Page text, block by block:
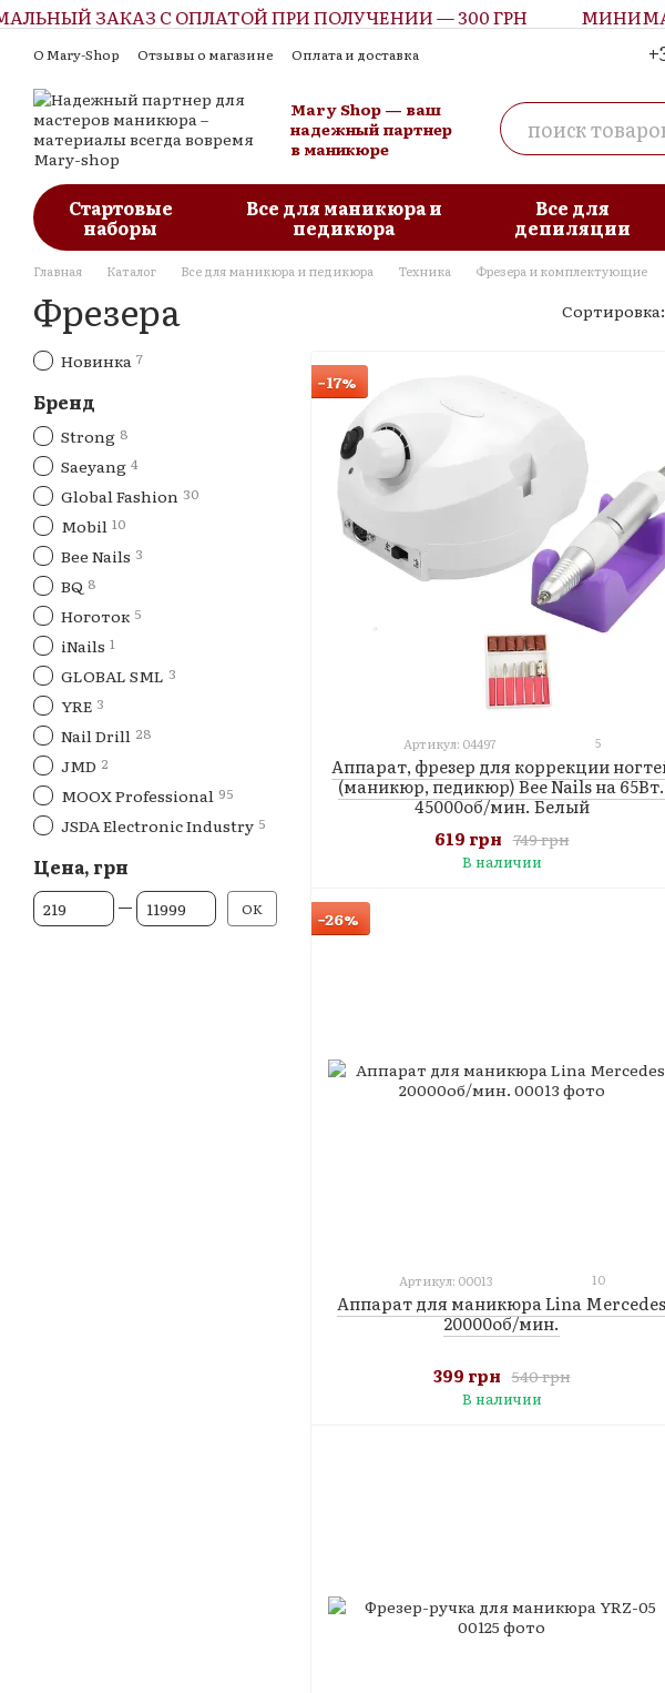
Перейти к основному контенту
ЗАКАЗ С ОПЛАТОЙ ПРИ ПОЛУЧЕНИИ — 300 ГРН
О Mary-Shop Отзывы о магазине
Оплата и доставка
Пользовательское соглашение
Mary Shop — ваш
надежный партнер
в маникюре
Стартовые
наборы
Все для маникюра и
педикюра
Все для
депиляции
Главная Каталог Все для маникюра и педикюра Техника Фрезера и комплектующие
Фрезера Сортировка:
−17%
Артикул: 04497 5
Аппарат, фрезер для коррекции
(маникюр, педикюр) Bee Nails на 65Вт.
45000об/мин. Белый
749 грн
619 грн
В наличии
−26%
Артикул: 00013 10
Аппарат для маникюра Lina Mercedes
20000об/мин.
540 грн
399 грн
В наличии
Новинка 7
Бренд
Strong 8
Saeyang 4
Global Fashion 30
Mobil 10
Bee Nails 3
BQ 8
Ноготок 5
iNails 1
GLOBAL SML 3
YRE 3
Nail Drill 28
JMD 2
MOOX Professional 95
JSDA Electronic Industry 5
Цена, грн
От Цена, грн
До Цена, грн OK